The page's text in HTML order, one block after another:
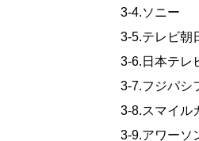
3-4.ソニー
3-5.テレビ朝
3-6.日本テレ
3-7.フジパシ
3-8.スマイル
3-9.アワーソ